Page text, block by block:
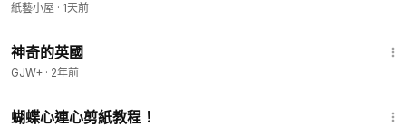
紙藝小屋 · 1天前
神奇的英國
GJW+ · 2年前
蝴蝶心連心剪紙教程！